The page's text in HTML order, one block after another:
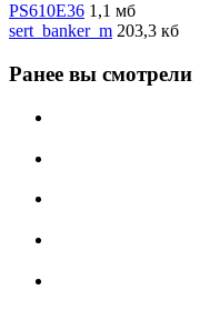
PS610E36 1,1 мб
sert_banker_m 203,3 кб
Ранее вы смотрели